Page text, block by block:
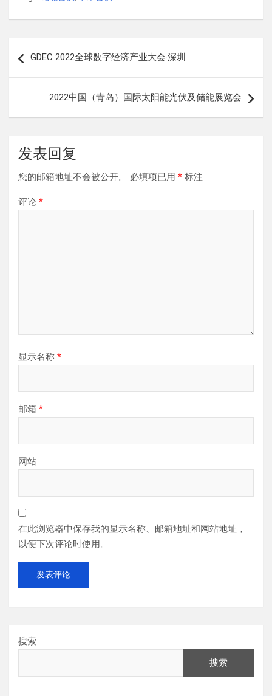
章
GDEC 2022全球数字经济产业大会·深圳
2022中国（青岛）国际太阳能光伏及储能展览会
发表回复
您的邮箱地址不会被公开。 必填项已用 * 标注
评论 *
显示名称 *
邮箱 *
网站
在此浏览器中保存我的显示名称、邮箱地址和网站地址，
以便下次评论时使用。
搜索
搜索